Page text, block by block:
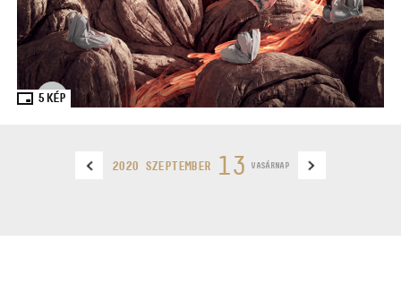
5 KÉP
2020 SZEPTEMBER 13 VASÁRNAP